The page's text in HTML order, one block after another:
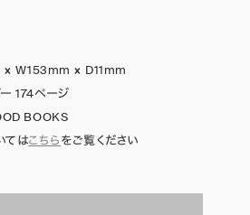
W153mm × D11mm
174ページ
BOOKS
てはこちらをご覧ください